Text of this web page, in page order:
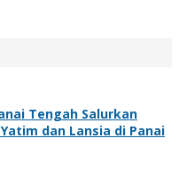
Tengah Salurkan
dan Lansia di Panai